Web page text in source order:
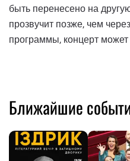
быть перенесено на
прозвучит позже, чем
программы, концерт
Ближайшие